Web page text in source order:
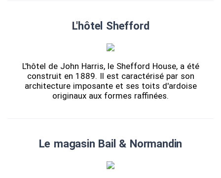
L'hôtel Shefford
L'hôtel de John Harris, le Shefford House, a été
construit en 1889. Il est caractérisé par son
architecture imposante et ses toits d'ardoise
originaux aux formes raffinées.
Le magasin Bail & Normandin